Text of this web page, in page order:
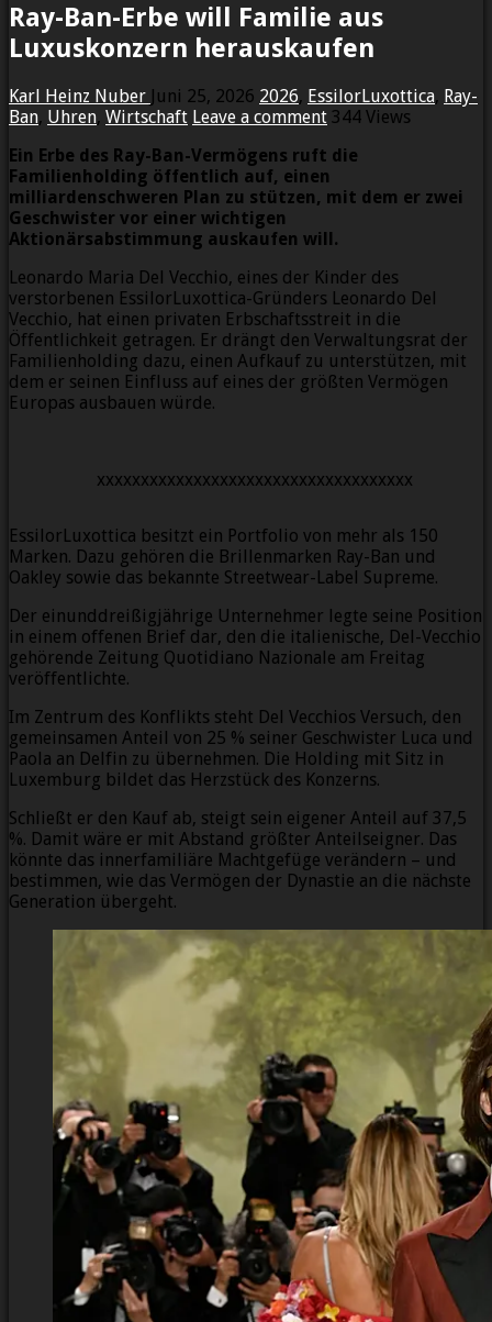
Ray-Ban-Erbe will Familie aus
Luxuskonzern herauskaufen
Karl Heinz Nuber Juni 25, 2026 2026, EssilorLuxottica, Ray-
Ban, Uhren, Wirtschaft Leave a comment 344 Views
Ein Erbe des Ray-Ban-Vermögens ruft die
Familienholding öffentlich auf, einen
milliardenschweren Plan zu stützen, mit dem er zwei
Geschwister vor einer wichtigen
Aktionärsabstimmung auskaufen will.
Leonardo Maria Del Vecchio, eines der Kinder des
verstorbenen EssilorLuxottica-Gründers Leonardo Del
Vecchio, hat einen privaten Erbschaftsstreit in die
Öffentlichkeit getragen. Er drängt den Verwaltungsrat der
Familienholding dazu, einen Aufkauf zu unterstützen, mit
dem er seinen Einfluss auf eines der größten Vermögen
Europas ausbauen würde.
xxxxxxxxxxxxxxxxxxxxxxxxxxxxxxxxxxxx
EssilorLuxottica besitzt ein Portfolio von mehr als 150
Marken. Dazu gehören die Brillenmarken Ray-Ban und
Oakley sowie das bekannte Streetwear-Label Supreme.
Der einunddreißigjährige Unternehmer legte seine Position
in einem offenen Brief dar, den die italienische, Del-Vecchio
gehörende Zeitung Quotidiano Nazionale am Freitag
veröffentlichte.
Im Zentrum des Konflikts steht Del Vecchios Versuch, den
gemeinsamen Anteil von 25 % seiner Geschwister Luca und
Paola an Delfin zu übernehmen. Die Holding mit Sitz in
Luxemburg bildet das Herzstück des Konzerns.
Schließt er den Kauf ab, steigt sein eigener Anteil auf 37,5
%. Damit wäre er mit Abstand größter Anteilseigner. Das
könnte das innerfamiliäre Machtgefüge verändern – und
bestimmen, wie das Vermögen der Dynastie an die nächste
Generation übergeht.